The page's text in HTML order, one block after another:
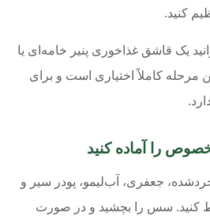
کنید.
یک قاشق غذاخوری پنیر خامه‌ای یا
مرحله کاملاً اختیاری است و برای
را آماده کنید
جعفری، آب‌لیمو، پودر سیر و
کنید. سس را بچشید و در صورت